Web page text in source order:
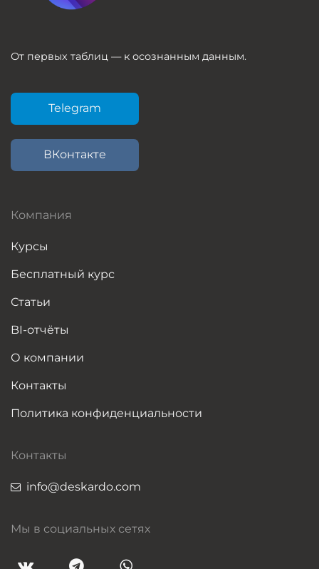
От первых таблиц — к осознанным данным.
Telegram
ВКонтакте
Компания
Курсы
Бесплатный курс
Статьи
BI-отчёты
О компании
Контакты
Политика конфиденциальности
Контакты
info@deskardo.com
Мы в социальных сетях